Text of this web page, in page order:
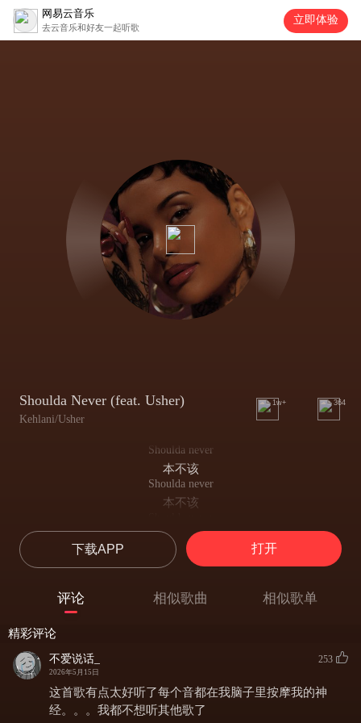
网易云音乐
去云音乐和好友一起听歌
立即体验
Shoulda Never (feat. Usher)
Kehlani/Usher
1w+ 364
Shoulda never
本不该
Shoulda never
本不该
本不该
I tried to tell myself you're never gonna get it again
我反复告诫自己 别再重蹈覆辙
依偎在你身旁 从来都非我本意
How to get me in position?
唯有你 总能轻易将我俘获
下载APP 打开
评论 相似歌曲 相似歌单
精彩评论
不爱说话_
2026年5月15日
253
这首歌有点太好听了每个音都在我脑子里按摩我的神
经。。。我都不想听其他歌了